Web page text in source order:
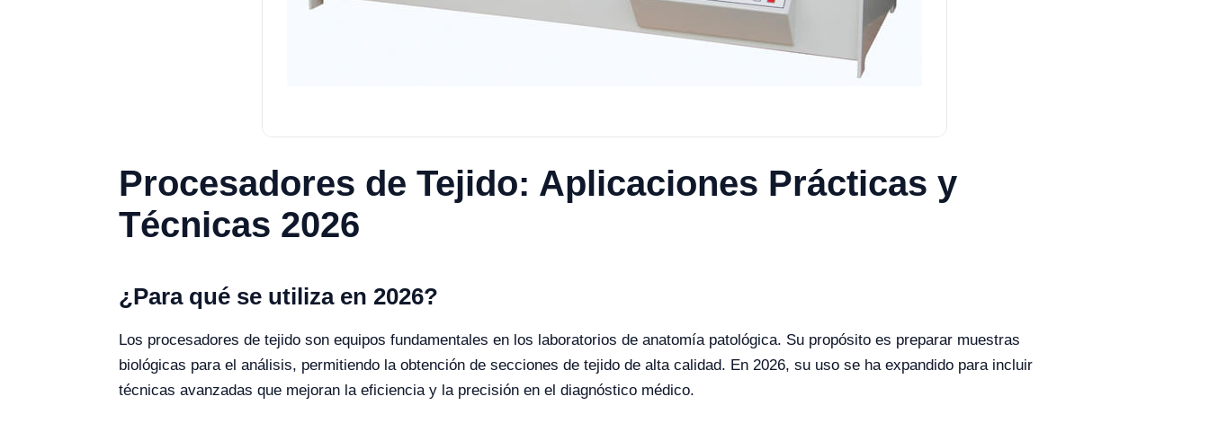
Procesadores de Tejido: Aplicaciones Prácticas y
Técnicas 2026
¿Para qué se utiliza en 2026?
Los procesadores de tejido son equipos fundamentales en los laboratorios de anatomía patológica. Su propósito es preparar muestras
biológicas para el análisis, permitiendo la obtención de secciones de tejido de alta calidad. En 2026, su uso se ha expandido para incluir
técnicas avanzadas que mejoran la eficiencia y la precisión en el diagnóstico médico.